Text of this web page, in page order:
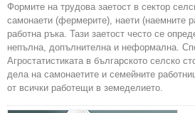
Формите на трудова заетост в сектор
самонаети (фермерите), наети (наемните
работна ръка. Тази заетост често се
непълна, допълнителна и неформална.
Агростатистиката в българското селско
дела на самонаетите и семейните
от всички работещи в земеделието.